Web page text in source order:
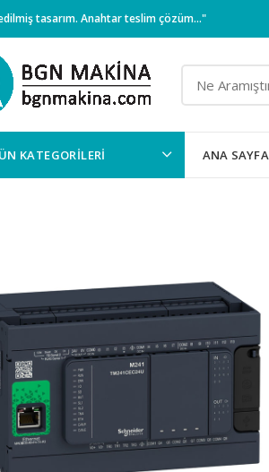
tasarım. Anahtar teslim çözüm..."
KATEGORILERI ANA SAYFA